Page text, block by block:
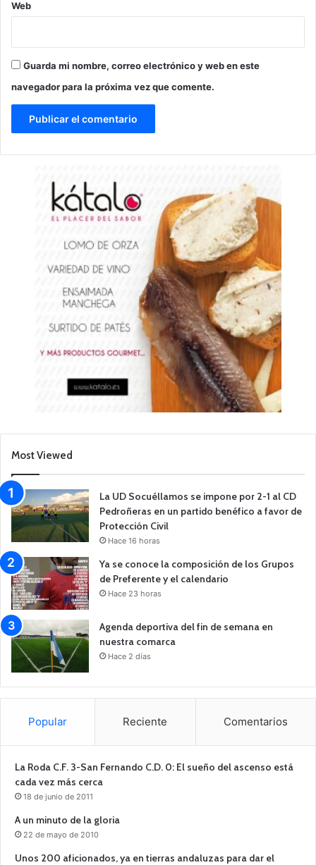
Web
Guarda mi nombre, correo electrónico y web en este
navegador para la próxima vez que comente.
Most Viewed
La UD Socuéllamos se impone por 2-1 al CD
Pedroñeras en un partido benéfico a favor de
Protección Civil
Hace 16 horas
Ya se conoce la composición de los Grupos
de Preferente y el calendario
Hace 23 horas
Agenda deportiva del fin de semana en
nuestra comarca
Hace 2 días
Popular Reciente Comentarios
La Roda C.F. 3-San Fernando C.D. 0: El sueño del ascenso está
cada vez más cerca
18 de junio de 2011
A un minuto de la gloria
22 de mayo de 2010
Unos 200 aficionados, ya en tierras andaluzas para dar el